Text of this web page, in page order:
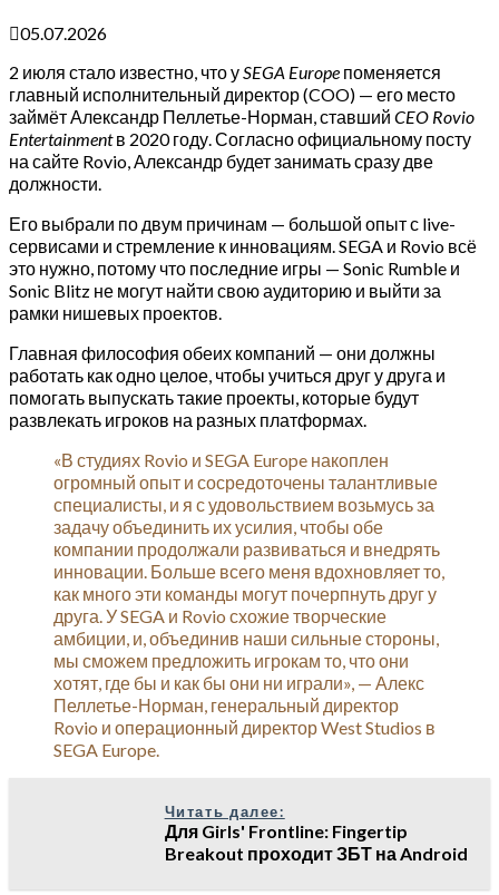
05.07.2026
2 июля стало известно, что уSEGA Europe поменяется
главный исполнительный директор (COO) — его место
займёт Александр Пеллетье-Норман, ставший CEO Rovio
Entertainmentв 2020 году. Согласно официальному посту
на сайте Rovio, Александр будет занимать сразу две
должности.
Его выбрали по двум причинам — большой опыт с live-
сервисами и стремление к инновациям. SEGA и Rovio всё
это нужно, потому что последние игры — Sonic Rumble и
Sonic Blitz не могут найти свою аудиторию и выйти за
рамки нишевых проектов.
Главная философия обеих компаний — они должны
работать как одно целое, чтобы учиться друг у друга и
помогать выпускать такие проекты, которые будут
развлекать игроков на разных платформах.
«В студиях Rovio и SEGA Europe накоплен
огромный опыт и сосредоточены талантливые
специалисты, и я с удовольствием возьмусь за
задачу объединить их усилия, чтобы обе
компании продолжали развиваться и внедрять
инновации. Больше всего меня вдохновляет то,
как много эти команды могут почерпнуть друг у
друга. У SEGA и Rovio схожие творческие
амбиции, и, объединив наши сильные стороны,
мы сможем предложить игрокам то, что они
хотят, где бы и как бы они ни играли», — Алекс
Пеллетье-Норман, генеральный директор
Rovio и операционный директор West Studios в
SEGA Europe.
Читать далее:
Для Girls' Frontline: Fingertip
Breakout проходит ЗБТ на Android